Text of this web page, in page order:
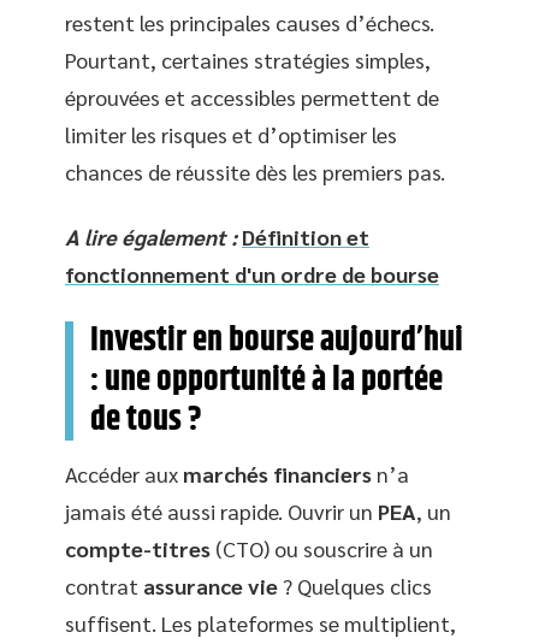
restent les principales causes d’échecs.
Pourtant, certaines stratégies simples,
éprouvées et accessibles permettent de
limiter les risques et d’optimiser les
chances de réussite dès les premiers pas.
A lire également : Définition et
fonctionnement d'un ordre de bourse
Investir en bourse aujourd’hui
: une opportunité à la portée
de tous ?
Accéder aux marchés financiers n’a
jamais été aussi rapide. Ouvrir un PEA, un
compte-titres (CTO) ou souscrire à un
contrat assurance vie? Quelques clics
suffisent. Les plateformes se multiplient,